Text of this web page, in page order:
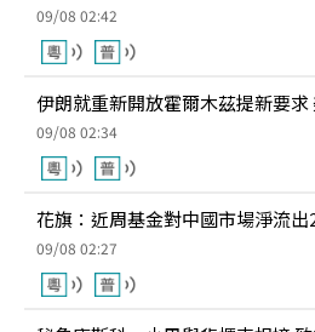
09/08 02:42
伊朗就重新開放霍爾木茲提新要求
09/08 02:34
花旗：近周基金對中國市場淨流出
09/08 02:27